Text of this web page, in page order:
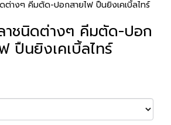
ต่างๆ คีมตัด-ปอกสายไฟ ปืนยิงเคเบิ้ลไทร์
าชนิดต่างๆ คีมตัด-ปอก
ปืนยิงเคเบิ้ลไทร์